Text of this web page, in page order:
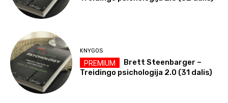
KNYGOS
Brett Steenbarger –
Treidingo psichologija 2.0 (31 dalis)